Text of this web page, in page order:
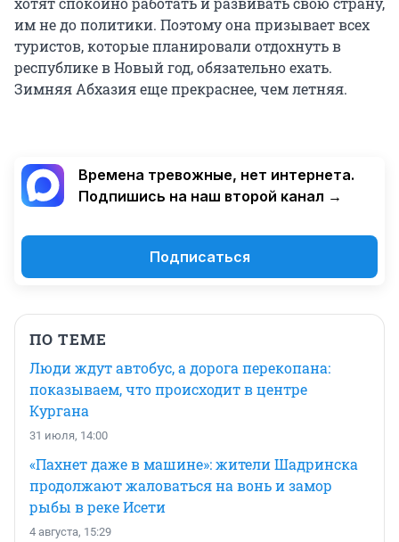
им не до политики. Поэтому она призывает всех
туристов, которые планировали отдохнуть в
республике в Новый год, обязательно ехать.
Зимняя Абхазия еще прекраснее, чем летняя.
Времена тревожные, нет интернета.
Подпишись на наш второй канал →
Подписаться
ПО ТЕМЕ
Люди ждут автобус, а дорога перекопана:
показываем, что происходит в центре
Кургана
31 июля, 14:00
«Пахнет даже в машине»: жители Шадринска
продолжают жаловаться на вонь и замор
рыбы в реке Исети
4 августа, 15:29